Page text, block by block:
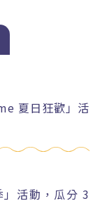
夏日狂歡」活
活動，瓜分 3